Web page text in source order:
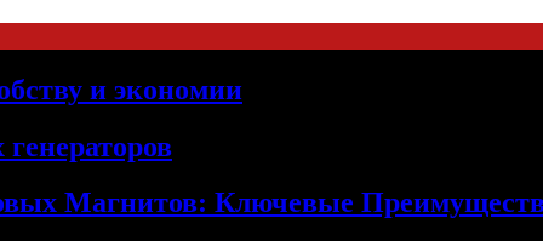
и экономии
Магнитов: Ключевые